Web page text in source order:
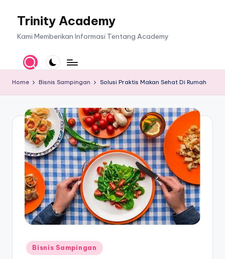
Trinity Academy
Kami Memberikan Informasi Tentang Academy
Home Bisnis Sampingan Solusi Praktis Makan Sehat Di Rumah
Posted
in
Bisnis Sampingan